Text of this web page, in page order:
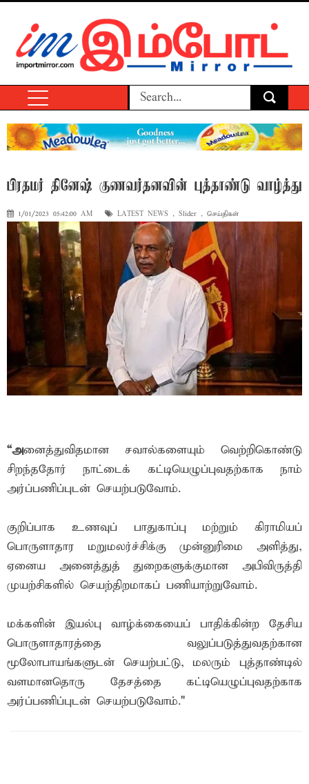
பிரதமர் தினேஷ் குணவர்தனவின் புத்தாண்டு வாழ்த்து
1/01/2023 05:42:00 AM LATEST NEWS , Slider , செய்திகள்
“அனைத்துவிதமான சவால்களையும் வெற்றிகொண்டு
சிறந்ததோர் நாட்டைக் கட்டியெழுப்புவதற்காக நாம்
அர்ப்பணிப்புடன் செயற்படுவோம்.
குறிப்பாக உணவுப் பாதுகாப்பு மற்றும் கிராமியப்
பொருளாதார மறுமலர்ச்சிக்கு முன்னுரிமை அளித்து,
ஏனைய அனைத்துத் துறைகளுக்குமான அபிவிருத்தி
முயற்சிகளில் செயற்திறமாகப் பணியாற்றுவோம்.
மக்களின் இயல்பு வாழ்க்கையைப் பாதிக்கின்ற தேசிய
பொருளாதாரத்தை வலுப்படுத்துவதற்கான
மூலோபாயங்களுடன் செயற்பட்டு, மலரும் புத்தாண்டில்
வளமானதொரு தேசத்தை கட்டியெழுப்புவதற்காக
அர்ப்பணிப்புடன் செயற்படுவோம்."